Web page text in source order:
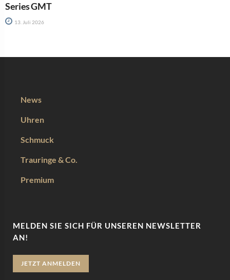
Series GMT
13. Juli 2026
News
Uhren
Schmuck
Trauringe & Co.
Premium
MELDEN SIE SICH FÜR UNSEREN NEWSLETTER
AN!
JETZT ANMELDEN